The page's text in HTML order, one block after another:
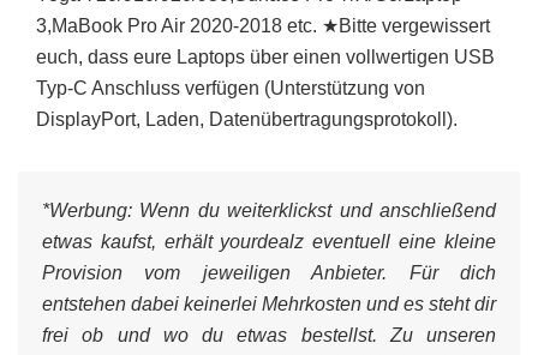
3,MaBook Pro Air 2020-2018 etc. ★Bitte vergewissert
euch, dass eure Laptops über einen vollwertigen USB
Typ-C Anschluss verfügen (Unterstützung von
DisplayPort, Laden, Datenübertragungsprotokoll).
*Werbung: Wenn du weiterklickst und anschließend
etwas kaufst, erhält yourdealz eventuell eine kleine
Provision vom jeweiligen Anbieter. Für dich
entstehen dabei keinerlei Mehrkosten und es steht dir
frei ob und wo du etwas bestellst. Zu unseren